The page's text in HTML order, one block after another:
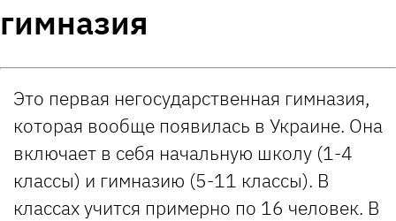
гимназия
Это первая негосударственная гимназия,
которая вообще появилась в Украине. Она
включает в себя начальную школу (1-4
классы) и гимназию (5-11 классы). В
классах учится примерно по 16 человек. В